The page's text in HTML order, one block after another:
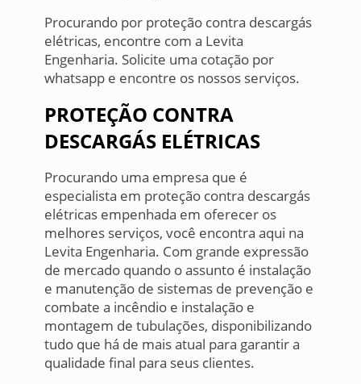
Procurando por proteção contra descargás
elétricas, encontre com a Levita
Engenharia. Solicite uma cotação por
whatsapp e encontre os nossos serviços.
PROTEÇÃO CONTRA
DESCARGÁS ELÉTRICAS
Procurando uma empresa que é
especialista em proteção contra descargás
elétricas empenhada em oferecer os
melhores serviços, você encontra aqui na
Levita Engenharia. Com grande expressão
de mercado quando o assunto é instalação
e manutenção de sistemas de prevenção e
combate a incêndio e instalação e
montagem de tubulações, disponibilizando
tudo que há de mais atual para garantir a
qualidade final para seus clientes.